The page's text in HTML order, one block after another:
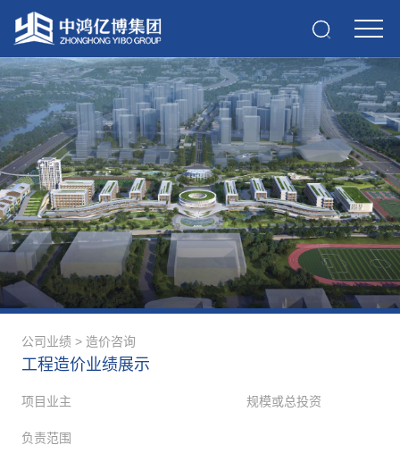
公司业绩 > 造价咨询
工程造价业绩展示
项目业主 规模或总投资
负责范围